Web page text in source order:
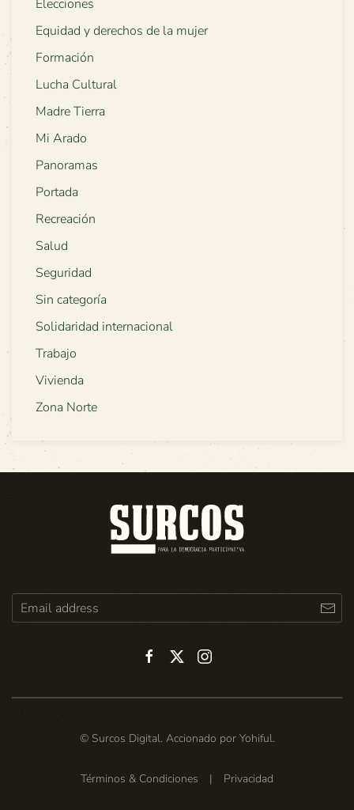
Elecciones
Equidad y derechos de la mujer
Formación
Lucha Cultural
Madre Tierra
Mi Arado
Panoramas
Portada
Recreación
Salud
Seguridad
Sin categoría
Solidaridad internacional
Trabajo
Vivienda
Zona Norte
© Surcos Digital. Accionado por Yohiful.
Términos & Condiciones | Privacidad